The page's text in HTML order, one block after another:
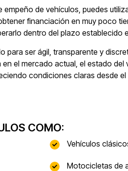
empeño de vehículos, puedes
financiación en muy poco
dentro del plazo establecido
para ser ágil, transparente y
el mercado actual, el estado del
condiciones claras desde el
COMO:
Vehículos
Motocicletas de